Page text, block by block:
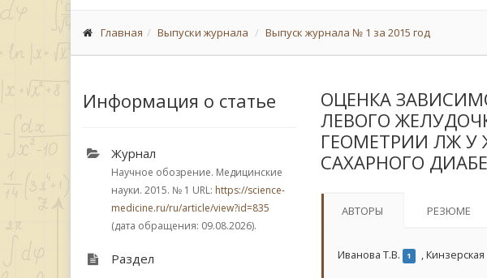
Главная Выпуски журнала Выпуск журнала № 1 за 2015 год
Информация о статье
Журнал
Научное обозрение. Медицинские
науки. 2015. № 1 URL: https://science-
medicine.ru/ru/article/view?id=835
(дата обращения: 09.08.2026).
Раздел
ОЦЕНКА
ЛЕВОГО
ГЕОМЕТРИИ ЛЖ У
САХАРНОГО
АВТОРЫ РЕЗЮМЕ
Иванова Т.В. 1 ,